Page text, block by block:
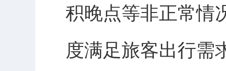
积晚点等非正常情
度满足旅客出行需